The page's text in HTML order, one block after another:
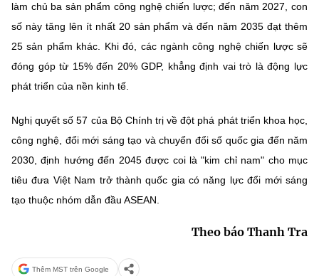
làm chủ ba sản phẩm công nghệ chiến lược; đến năm 2027, con
số này tăng lên ít nhất 20 sản phẩm và đến năm 2035 đạt thêm
25 sản phẩm khác. Khi đó, các ngành công nghệ chiến lược sẽ
đóng góp từ 15% đến 20% GDP, khẳng định vai trò là động lực
phát triển của nền kinh tế.
Nghị quyết số 57 của Bộ Chính trị về đột phá phát triển khoa học,
công nghệ, đổi mới sáng tạo và chuyển đổi số quốc gia đến năm
2030, định hướng đến 2045 được coi là "kim chỉ nam" cho mục
tiêu đưa Việt Nam trở thành quốc gia có năng lực đổi mới sáng
tạo thuộc nhóm dẫn đầu ASEAN.
Theo báo Thanh Tra
Thêm MST trên Google